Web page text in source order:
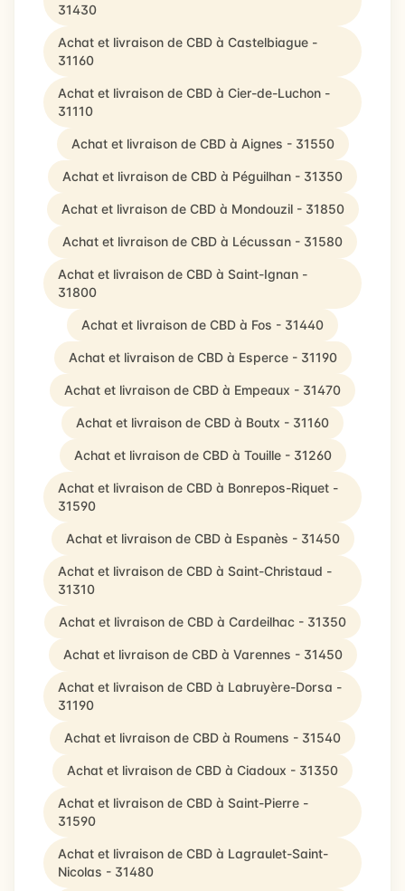
31430
Achat et livraison de CBD à Castelbiague -
31160
Achat et livraison de CBD à Cier-de-Luchon -
31110
Achat et livraison de CBD à Aignes - 31550
Achat et livraison de CBD à Péguilhan - 31350
Achat et livraison de CBD à Mondouzil - 31850
Achat et livraison de CBD à Lécussan - 31580
Achat et livraison de CBD à Saint-Ignan -
31800
Achat et livraison de CBD à Fos - 31440
Achat et livraison de CBD à Esperce - 31190
Achat et livraison de CBD à Empeaux - 31470
Achat et livraison de CBD à Boutx - 31160
Achat et livraison de CBD à Touille - 31260
Achat et livraison de CBD à Bonrepos-Riquet -
31590
Achat et livraison de CBD à Espanès - 31450
Achat et livraison de CBD à Saint-Christaud -
31310
Achat et livraison de CBD à Cardeilhac - 31350
Achat et livraison de CBD à Varennes - 31450
Achat et livraison de CBD à Labruyère-Dorsa -
31190
Achat et livraison de CBD à Roumens - 31540
Achat et livraison de CBD à Ciadoux - 31350
Achat et livraison de CBD à Saint-Pierre -
31590
Achat et livraison de CBD à Lagraulet-Saint-
Nicolas - 31480